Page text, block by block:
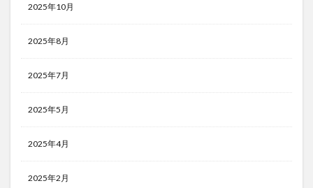
2025年10月
2025年8月
2025年7月
2025年5月
2025年4月
2025年2月